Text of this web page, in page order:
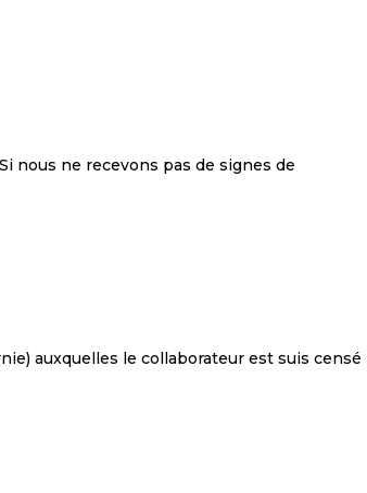
nous ne recevons pas de signes de
auxquelles le collaborateur est suis censé